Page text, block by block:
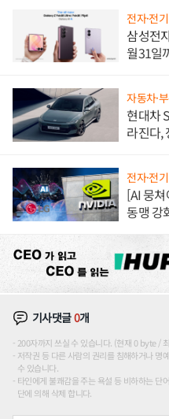
전자·전
삼성전
월31일
자동차·
현대차
라진다,
전자·전
[AI 뭉
동맹 강
기사댓글0개
200자까지 쓰실 수 있습니다. (현재 0 byte /
저작권 등 다른 사람의 권리를 침해하거나 명
수 있습니다.
타인에게 불쾌감을 주는 욕설 등 비하하는 단
단에 의해 삭제 합니다.